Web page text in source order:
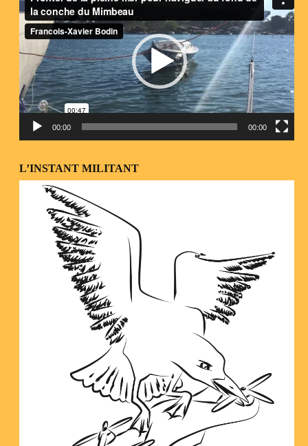
vidéo
00:00 00:00
L’INSTANT MILITANT